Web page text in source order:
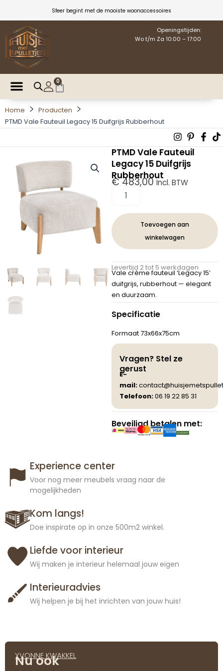
inhoud
Sfeer begint met de mooiste woonaccessoires
Openingstijden:
Wo t/m Za 10:00 – 17:00
0
Winkelwagen
Home
Producten
PTMD Vale Fauteuil Legacy 15 Duifgrijs Rubberhout
Instagram
p f
PTMD Vale Fauteuil
Legacy 15 Duifgrijs
Rubberhout
€483,00 Incl. BTW
PTMD
Vale
Fauteuil
Legacy
15
Duifgrijs
Rubberhout
Toevoegen aan
winkelwagen
Levertijd 2 tot 5 werkdagen
Vale crème fauteuil ‘Legacy 15’
duifgrijs, rubberhout — elegant
en duurzaam.
Specificatie
Formaat 73x66x75cm
Vragen? Stel ze
gerust
E-
mail:
Telefoon:06 19 22 85 31
Beveiligd betalen met:
Experience center
Voor nog meer meubels vraag naar de
mogelijkheden
Kom langs!
Doe inspirate op in onze 500m2 winkel.
Liefde voor interieur
Wij maken je interieur helemaal jouw eigen
Interieuradvies
Wij helpen je bij het inrichten van jouw huis!
YVONNE KWAKKEL
Nu ook